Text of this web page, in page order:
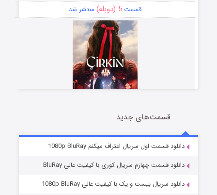
قسمت5 (دوبله) منتشر شد
سریال زشت
قسمت2 (زیرنویس) منتشر شد
قسمت‌های جدید
دانلود قسمت اول سریال اعتراف میکنم 1080p BluRay
دانلود قسمت چهارم سریال کوری با کیفیت عالی BluRay
دانلود سریال بیست و یک با کیفیت عالی 1080p BluRay